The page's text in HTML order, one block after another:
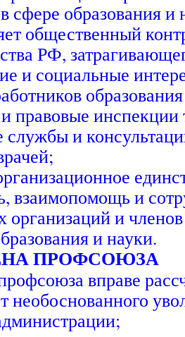
сфере образования и
общественный
РФ,
и социальные
правовые
службы и
взаимопомощь и
организаций и
и науки.
ПРОФСОЮЗА
вправе
необоснованного